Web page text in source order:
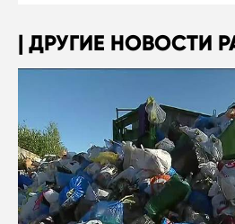
ДРУГИЕ НОВОСТИ